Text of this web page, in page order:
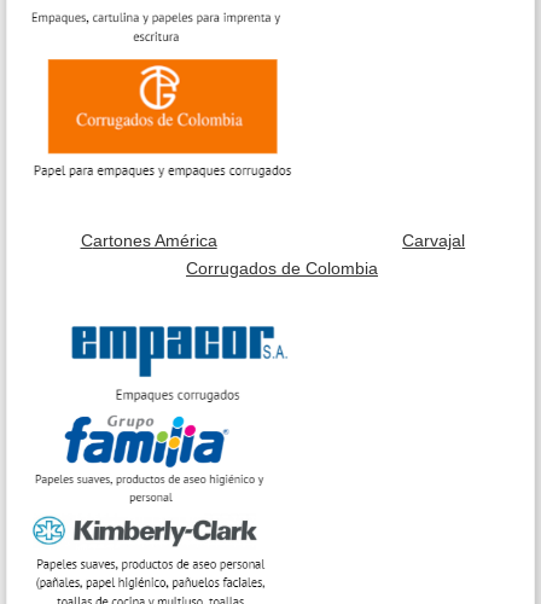
Cartones América
Carvajal
Corrugados de Colombia